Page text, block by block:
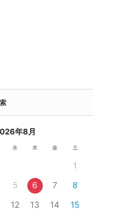
年8月
水 木 金 土
1
5 6 7
8
12 13 14 15